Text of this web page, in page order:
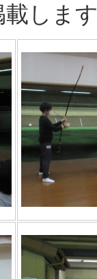
載しま